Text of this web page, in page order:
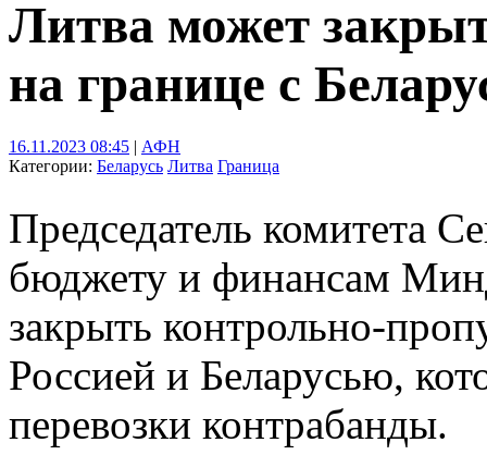
Литва может
на границе с
16.11.2023 08:45 | АФН
Категории: Беларусь Литва Граница
Председатель комитета
бюджету и финансам
закрыть контрольно-
Россией и Беларусью,
перевозки контрабанды.